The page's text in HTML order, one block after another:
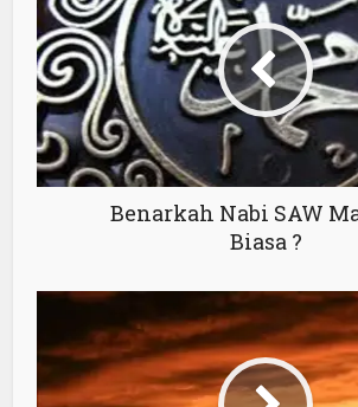
Benarkah Nabi SAW
Biasa ?